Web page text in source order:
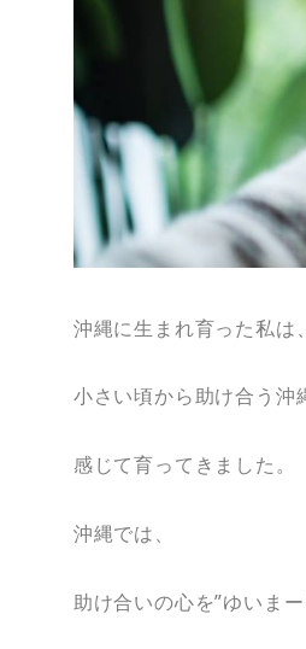
沖縄に生まれ育った私は、
小さい頃から助け合う沖
感じて育ってきました。
沖縄では、
助け合いの心を”ゆいまー